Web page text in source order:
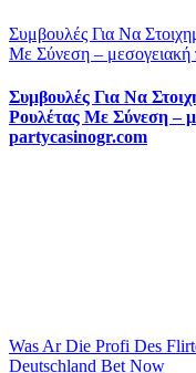
Συμβουλές Για Να
Με Σύνεση – μεσογειακή
Συμβουλές Για Να
Ρουλέτας Με Σύνεση –
partycasinogr.com
Was Ar Die Profi Des
Deutschland Bet Now